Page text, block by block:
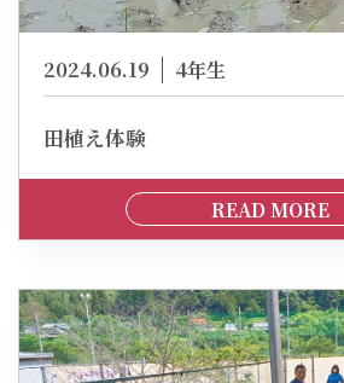
2024.06.19 4年生
田植え体験
READ MORE